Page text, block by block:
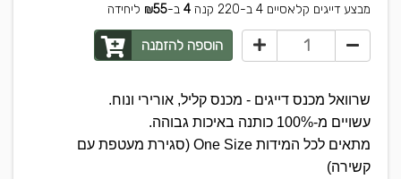
מבצע דייגים קלאסיים 4 ב-220
קנה 4 ב- ₪55 ליחידה
הוספה להזמנה
שרוואל מכנס דייגים - מכנס קליל, אורירי ונוח.
עשויים מ-100% כותנה באיכות גבוהה.
מתאים לכל המידות One Size (סגירת מעטפת עם
קשירה)